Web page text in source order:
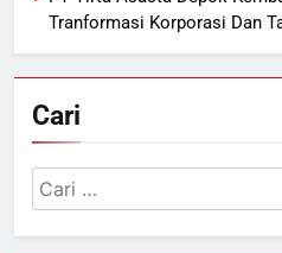
Tranformasi Korporasi Dan
Cari
Cari
untuk: